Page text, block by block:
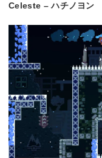
Celeste – ハチノヨン